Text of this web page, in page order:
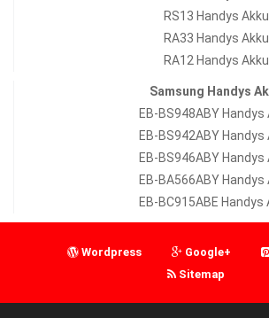
RS13 Handys Akku
RA33 Handys Akku
RA12 Handys Akku
Samsung Handys
EB-BS948ABY Handys
EB-BS942ABY Handys
EB-BS946ABY Handys
EB-BA566ABY Handys
EB-BC915ABE Handys
Wordpress Google+
Sitemap